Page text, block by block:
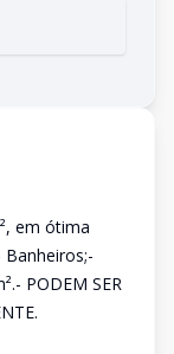
em ótima
PODEM SER